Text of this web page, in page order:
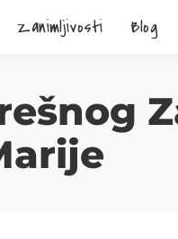
Zanimljivosti Blog